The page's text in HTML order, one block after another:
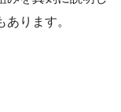
ります。